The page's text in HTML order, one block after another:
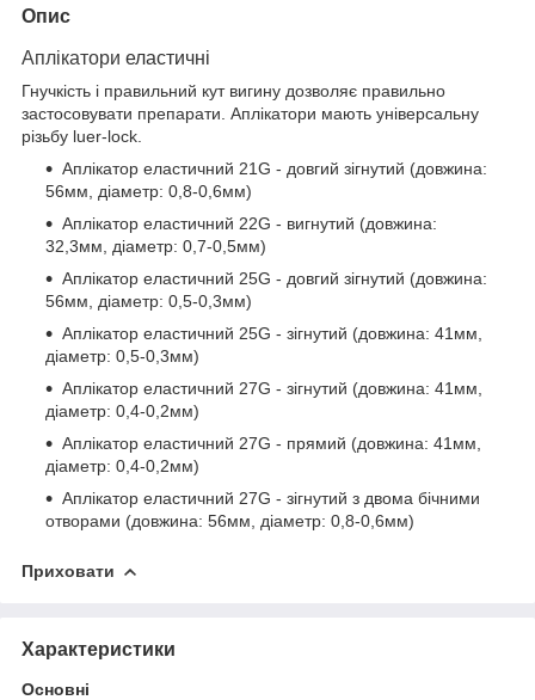
Опис
Аплікатори еластичні
Гнучкість і правильний кут вигину дозволяє правильно
застосовувати препарати. Аплікатори мають універсальну
різьбу luer-lock.
Аплікатор еластичний 21G - довгий зігнутий (довжина:
56мм, діаметр: 0,8-0,6мм)
Аплікатор еластичний 22G - вигнутий (довжина:
32,3мм, діаметр: 0,7-0,5мм)
Аплікатор еластичний 25G - довгий зігнутий (довжина:
56мм, діаметр: 0,5-0,3мм)
Аплікатор еластичний 25G - зігнутий (довжина: 41мм,
діаметр: 0,5-0,3мм)
Аплікатор еластичний 27G - зігнутий (довжина: 41мм,
діаметр: 0,4-0,2мм)
Аплікатор еластичний 27G - прямий (довжина: 41мм,
діаметр: 0,4-0,2мм)
Аплікатор еластичний 27G - зігнутий з двома бічними
отворами (довжина: 56мм, діаметр: 0,8-0,6мм)
Приховати
Характеристики
Основні